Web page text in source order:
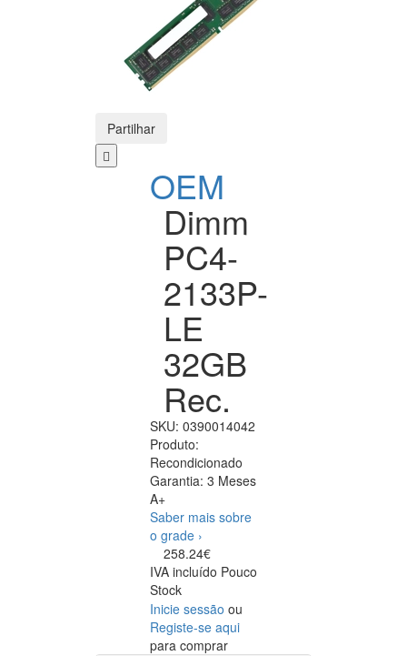
Partilhar
OEM
Dimm
PC4-
2133P-
LE
32GB
Rec.
SKU: 0390014042
Produto:
Recondicionado
Garantia: 3 Meses
A+
Saber mais sobre
o grade ›
258.24€
IVA incluído Pouco
Stock
Inicie sessão ou
Registe-se aqui
para comprar